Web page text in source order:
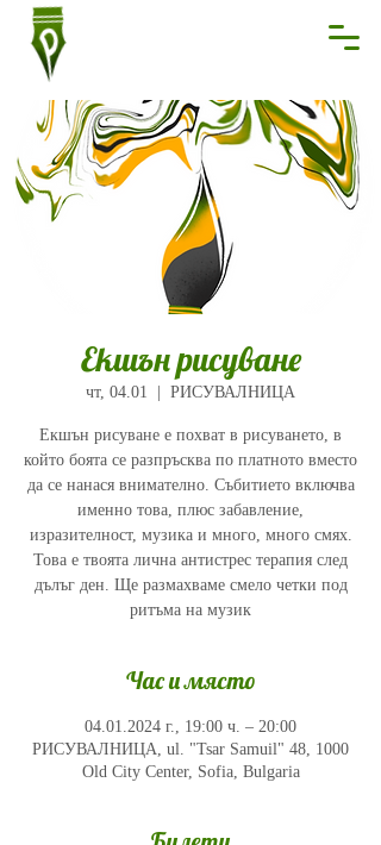
Екшън рисуване
чт, 04.01 РИСУВАЛНИЦА
Екшън рисуване е похват в рисуването, в
който боята се разпръсква по платното вместо
да се нанася внимателно. Събитието включва
именно това, плюс забавление,
изразителност, музика и много, много смях.
Това е твоята лична антистрес терапия след
дълъг ден. Ще размахваме смело четки под
ритъма на музик
Час и място
04.01.2024 г., 19:00 ч. – 20:00
РИСУВАЛНИЦА, ul. "Tsar Samuil" 48, 1000
Old City Center, Sofia, Bulgaria